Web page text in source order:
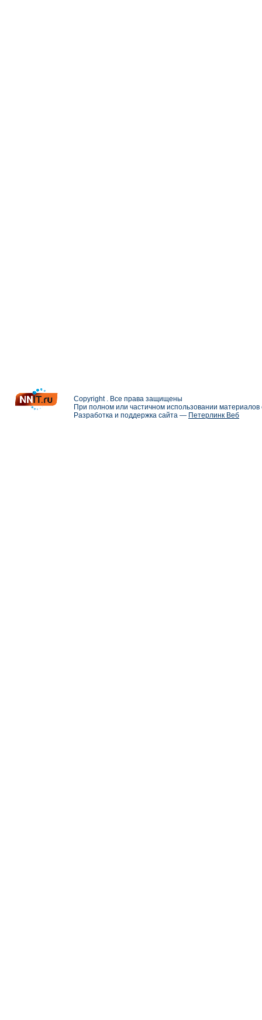
Copyright . Все права защищены
При полном или частичном использовании
Разработка и поддержка сайта — Петерлинк Веб